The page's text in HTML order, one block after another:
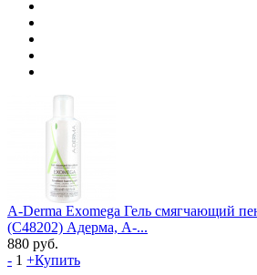
A-Derma Exomega Гель смягчающий
(C48202) Адерма, А-...
880 руб.
- 1 +Купить